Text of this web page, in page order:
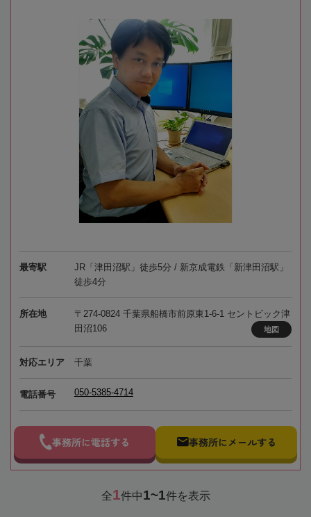
最寄駅
JR「津田沼駅」徒歩5分 / 新京成電鉄「新津田沼駅」
徒歩4分
所在地
〒274-0824 千葉県船橋市前原東1-6-1 セントビック津
田沼106
地図
対応エリア 千葉
電話番号 050-5385-4714
事務所に電話する 事務所にメールする
全1件中1~1件を表示